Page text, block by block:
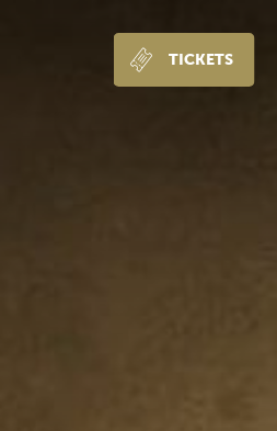
TICKETS